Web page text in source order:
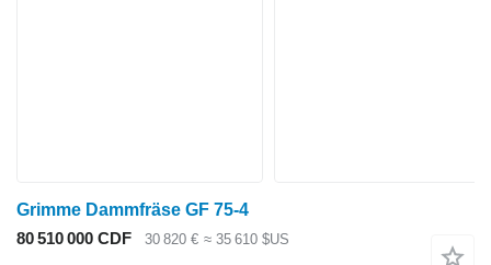
Grimme Dammfräse GF 75-4
80 510 000 CDF
30 820 € ≈ 35 610 $US